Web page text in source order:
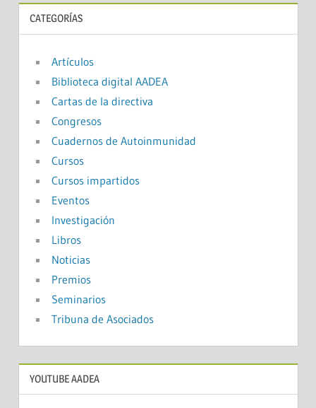
CATEGORÍAS
Artículos
Biblioteca digital AADEA
Cartas de la directiva
Congresos
Cuadernos de Autoinmunidad
Cursos
Cursos impartidos
Eventos
Investigación
Libros
Noticias
Premios
Seminarios
Tribuna de Asociados
YOUTUBE AADEA